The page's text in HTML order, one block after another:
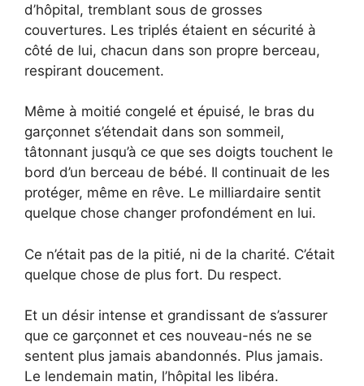
d’hôpital, tremblant sous de grosses
couvertures. Les triplés étaient en sécurité à
côté de lui, chacun dans son propre berceau,
respirant doucement.
Même à moitié congelé et épuisé, le bras du
garçonnet s’étendait dans son sommeil,
tâtonnant jusqu’à ce que ses doigts touchent le
bord d’un berceau de bébé. Il continuait de les
protéger, même en rêve. Le milliardaire sentit
quelque chose changer profondément en lui.
Ce n’était pas de la pitié, ni de la charité. C’était
quelque chose de plus fort. Du respect.
Et un désir intense et grandissant de s’assurer
que ce garçonnet et ces nouveau-nés ne se
sentent plus jamais abandonnés. Plus jamais.
Le lendemain matin, l’hôpital les libéra.